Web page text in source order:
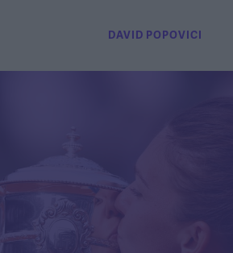
DAVID POPOVICI